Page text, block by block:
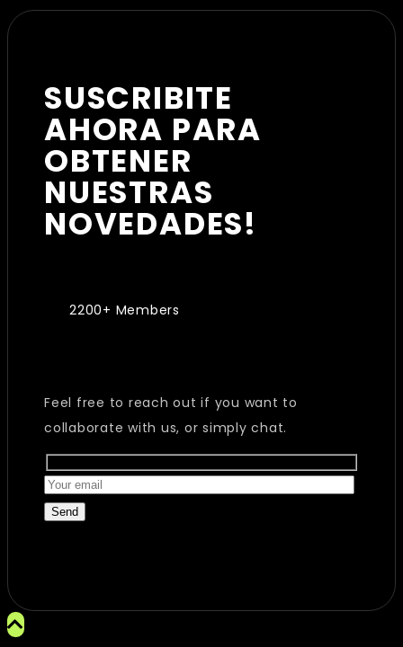
SUSCRIBITE
AHORA PARA
OBTENER
NUESTRAS
NOVEDADES!
2200+ Members
Feel free to reach out if you want to
collaborate with us, or simply chat.
Send